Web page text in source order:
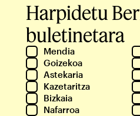
Harpidetu
buletinetara
Mendia
Goizekoa
Astekaria
Kazetaritza
Bizkaia
Nafarroa